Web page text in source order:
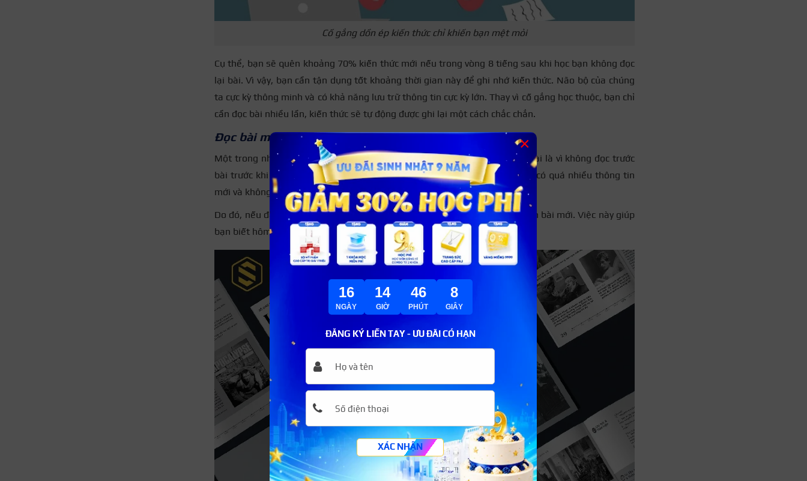
Cố gắng dồn ép kiến thức chỉ khiến bạn mệt mỏi
Cụ thể, bạn sẽ quên khoảng 70% kiến thức mới nếu trong vòng 8 tiếng sau khi học bạn không đọc
lại bài. Vì vậy, bạn cần tận dụng tốt khoảng thời gian này để ghi nhớ kiến thức. Não bộ của chúng
ta cực kỳ thông minh và có khả năng lưu trữ thông tin cực kỳ lớn. Thay vì cố gắng học thuộc, bạn chỉ
cần đọc bài nhiều lần, kiến thức sẽ tự động được ghi lại một cách chắc chắn.
Đọc bài mới trước khi đến lớp
Một trong những nguyên nhân khiến nhiều bạn học sinh không thể hiểu bài là vì không đọc trước
bài trước khi đến lớp. Để rồi vào tiết học, bạn cảm thấy bị hoang mang vì có quá nhiều thông tin
mới và không biết nên bắt đầu từ đâu.
Do đó, nếu đang tìmcách học giỏi Sửthì bạn hãy chịu khó đọc nhanh 1 lần bài mới. Việc này giúp
bạn biết hôm nay học gì và có thể nhớ bài nhanh hơn.
ĐĂNG KÝ LIỀN TAY - ƯU ĐÃI CÓ HẠN
16
NGÀY
14
GIỜ
46
PHÚT
7
GIÂY
×
XÁC NHẬN